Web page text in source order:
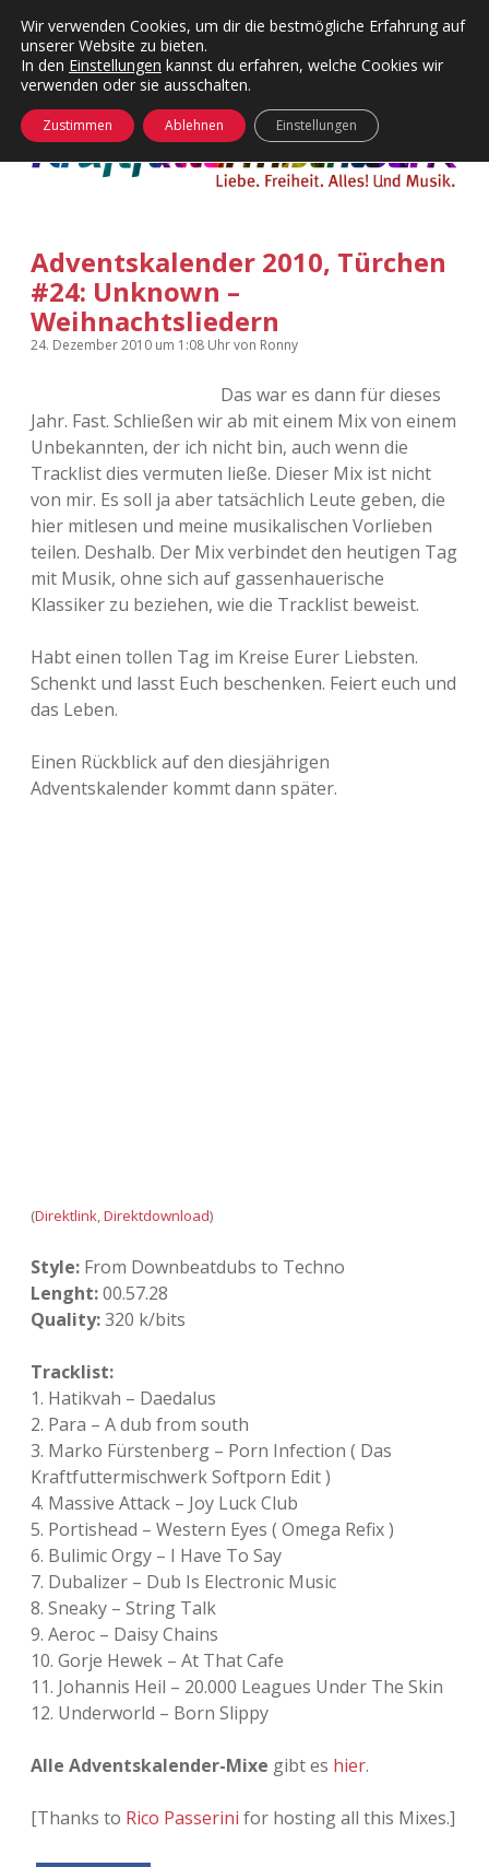
Kategorien
Menü
24 Hours Chilling
Die Wende
KFMW-Disco
kfmw.stuff
Nur mal so
Täglicher Sinnwahn
Visuelles
Wandnotizen
KFMW-Disco
Dates
Contact
Adventskalender
Adventskalender 2011
Adventskalender 2012
Adventskalender 2013
Adventskalender 2014
Adventskalender 2016
Adventskalender 2018
öffnen
Adventskalender 2010, Türchen
#24: Unknown –
Weihnachtsliedern
24. Dezember 2010 um 1:08 Uhrvon Ronny
Das war es dann für dieses
Jahr. Fast. Schließen wir ab mit einem Mix von einem
Unbekannten, der ich nicht bin, auch wenn die
Tracklist dies vermuten ließe. Dieser Mix ist nicht
von mir. Es soll ja aber tatsächlich Leute geben, die
hier mitlesen und meine musikalischen Vorlieben
teilen. Deshalb. Der Mix verbindet den heutigen Tag
mit Musik, ohne sich auf gassenhauerische
Klassiker zu beziehen, wie die Tracklist beweist.
Habt einen tollen Tag im Kreise Eurer Liebsten.
Schenkt und lasst Euch beschenken. Feiert euch und
das Leben.
Einen Rückblick auf den diesjährigen
Adventskalender kommt dann später.
(Direktlink,Direktdownload)
Style: From Downbeatdubs to Techno
Lenght:00.57.28
Quality:320 k/bits
Tracklist:
1. Hatikvah – Daedalus
2. Para – A dub from south
3. Marko Fürstenberg – Porn Infection ( Das
Kraftfuttermischwerk Softporn Edit )
4. Massive Attack – Joy Luck Club
5. Portishead – Western Eyes ( Omega Refix )
6. Bulimic Orgy – I Have To Say
7. Dubalizer – Dub Is Electronic Music
8. Sneaky – String Talk
9. Aeroc – Daisy Chains
10. Gorje Hewek – At That Cafe
11. Johannis Heil – 20.000 Leagues Under The Skin
12. Underworld – Born Slippy
Alle Adventskalender-Mixe gibt es hier.
[Thanks to Rico Passerini for hosting all this Mixes.]
Wir verwenden Cookies, um dir die bestmögliche Erfahrung auf
unserer Website zu bieten.
In den Einstellungen kannst du erfahren, welche Cookies wir
verwenden oder sie ausschalten.
Zustimmen Ablehnen Einstellungen